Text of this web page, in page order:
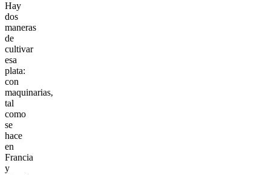
Hay
dos
maneras
de
cultivar
esa
plata:
con
maquinarias,
tal
como
se
hace
en
Francia
y